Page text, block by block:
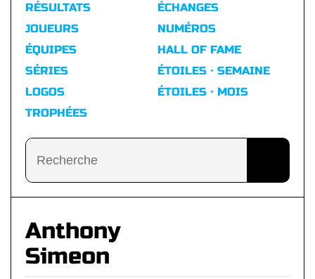
RÉSULTATS
ÉCHANGES
JOUEURS
ÉQUIPES
SÉRIES
LOGOS
TROPHÉES
NUMÉROS
HALL OF FAME
ÉTOILES · SEMAINE
ÉTOILES · MOIS
Anthony
Simeon